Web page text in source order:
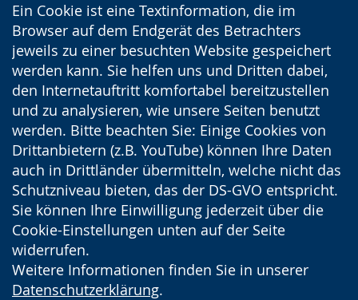
Ein Cookie ist eine Textinformation, die im
Browser auf dem Endgerät des Betrachters
jeweils zu einer besuchten Website gespeichert
werden kann. Sie helfen uns und Dritten dabei,
den Internetauftritt komfortabel bereitzustellen
und zu analysieren, wie unsere Seiten benutzt
werden. Bitte beachten Sie: Einige Cookies von
Drittanbietern (z.B. YouTube) können Ihre Daten
auch in Drittländer übermitteln, welche nicht das
Schutzniveau bieten, das der DS-GVO entspricht.
Sie können Ihre Einwilligung jederzeit über die
Cookie-Einstellungen unten auf der Seite
widerrufen.
Weitere Informationen finden Sie in unserer
Datenschutzerklärung.